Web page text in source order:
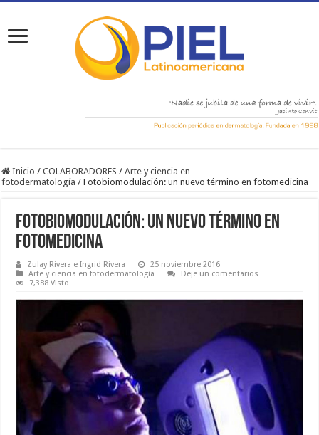
Inicio / COLABORADORES / Arte y ciencia en
fotodermatología / Fotobiomodulación: un nuevo término en fotomedicina
Fotobiomodulación: un nuevo término en
fotomedicina
Zulay Rivera e Ingrid Rivera
25 noviembre 2016
Arte y ciencia en fotodermatología
Deje un comentarios
7,388 Visto